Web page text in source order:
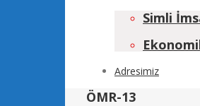
Simli
Adresimiz
ÖMR-13